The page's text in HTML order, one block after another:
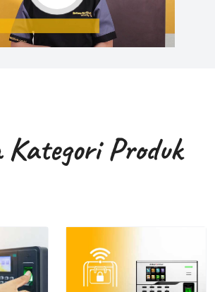
Kategori Produk